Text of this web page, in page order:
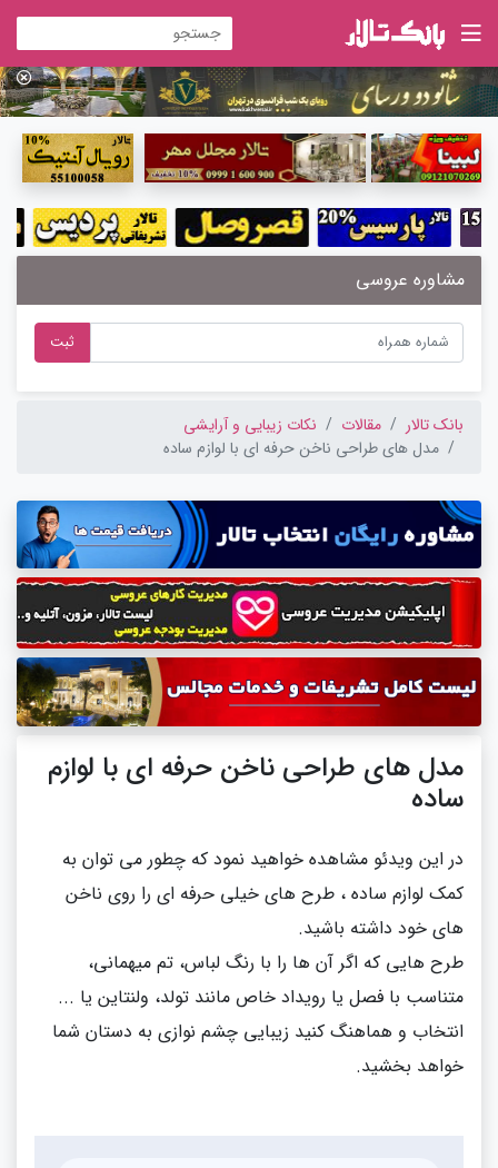
مشاوره عروسی
ثبت
بانک تالار مقالات
نکات زیبایی و آرایشی
مدل های طراحی ناخن حرفه ای با لوازم ساده
مدل های طراحی ناخن حرفه ای با لوازم
ساده
در این ویدئو مشاهده خواهید نمود که چطور می توان به
کمک لوازم ساده ، طرح های خیلی حرفه ای را روی ناخن
های خود داشته باشید.
طرح هایی که اگر آن ها را با رنگ لباس، تم میهمانی،
متناسب با فصل یا رویداد خاص مانند تولد، ولنتاین یا ...
انتخاب و هماهنگ کنید زیبایی چشم نوازی به دستان شما
خواهد بخشید.